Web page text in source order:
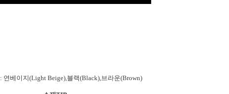
: 연베이지(Light Beige),블랙(Black),브라운(Brown)